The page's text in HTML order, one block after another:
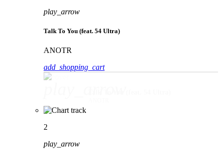
play_arrow
Talk To You (feat. 54 Ultra)
ANOTR
add_shopping_cart
2
play_arrow